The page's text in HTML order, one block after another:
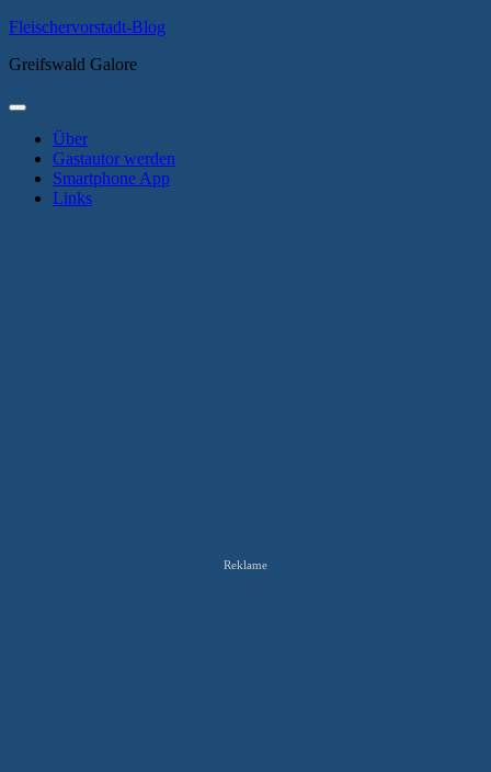
Zum
springen
Fleischervorstadt-Blog
Greifswald Galore
Primäres
Über
Gastautor werden
Smartphone App
Links
Reklame